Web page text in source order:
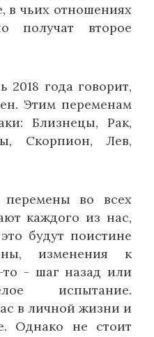
в чьих отношениях
получат второе
2018 года говорит,
Этим переменам
Близнецы, Рак,
Скорпион, Лев,
перемены во всех
каждого из нас,
будут поистине
изменения к
- шаг назад или
испытание.
в личной жизни и
Однако не стоит